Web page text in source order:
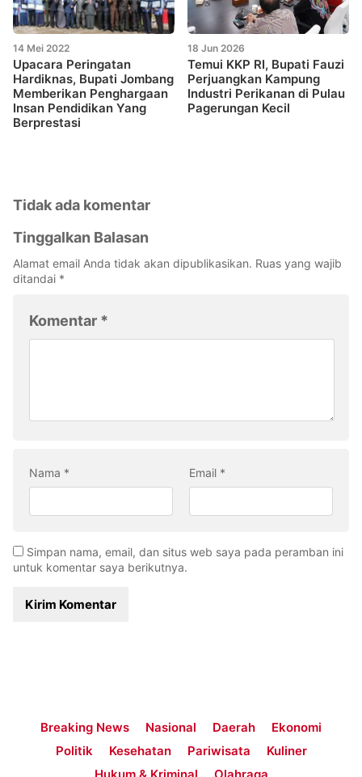
14 Mei 2022
Upacara Peringatan
Hardiknas, Bupati Jombang
Memberikan Penghargaan
Insan Pendidikan Yang
Berprestasi
18 Jun 2026
Temui KKP RI, Bupati Fauzi
Perjuangkan Kampung
Industri Perikanan di Pulau
Pagerungan Kecil
Tidak ada komentar
Tinggalkan Balasan
Alamat email Anda tidak akan dipublikasikan. Ruas yang wajib
ditandai *
Komentar *
Nama * Email *
Simpan nama, email, dan situs web saya pada peramban ini
untuk komentar saya berikutnya.
Breaking News Nasional Daerah
Ekonomi
Politik
Kesehatan Pariwisata
Kuliner
Hukum & Kriminal
Olahraga